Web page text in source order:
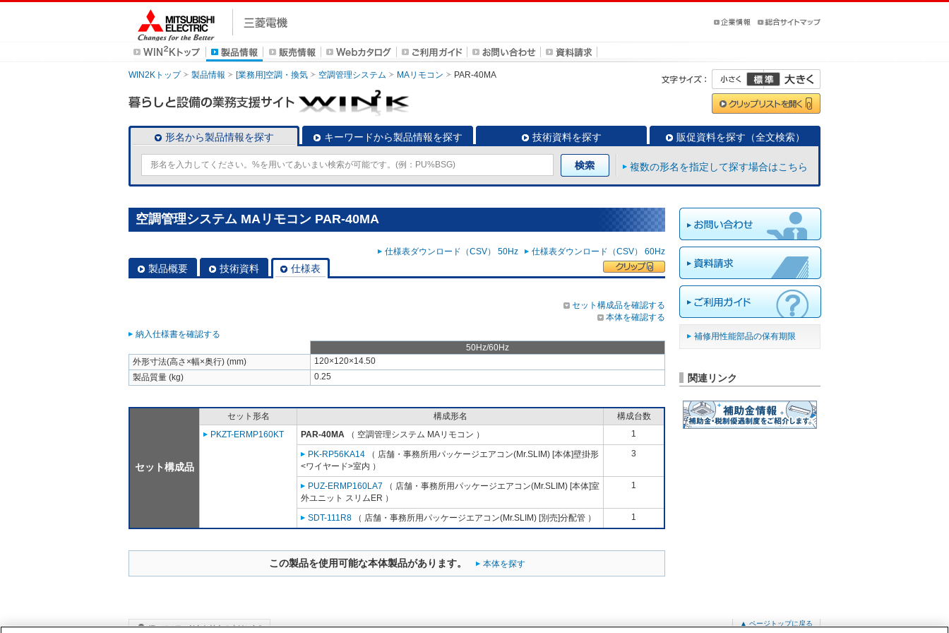
WIN2Kトップ 製品情報 [業務用]空調・換気 空調管理システム MAリモコン PAR-40MA
形名から製品情報を探す キーワードから製品情報を探す 技術資料を探す 販促資料を探す（全文検索）
複数の形名を指定して探す場合はこちら
空調管理システム MAリモコン PAR-40MA
仕様表ダウンロード（CSV） 50Hz 仕様表ダウンロード（CSV） 60Hz
製品概要 技術資料 仕様表
セット構成品を確認する
本体を確認する
納入仕様書を確認する
50Hz/60Hz
外形寸法(高さ×幅×奥行) (mm)
120×120×14.50
製品質量 (kg)
0.25
セット構成品
セット形名 構成形名
構成台数
PKZT-ERMP160KT
PAR-40MA （ 空調管理システム MAリモコン ） 1
PK-RP56KA14 （ 店舗・事務所用パッケージエアコン(Mr.SLIM) [本体]壁掛形
<ワイヤード>室内 ）
3
PUZ-ERMP160LA7 （ 店舗・事務所用パッケージエアコン(Mr.SLIM) [本体]室
外ユニット スリムER ）
1
SDT-111R8 （ 店舗・事務所用パッケージエアコン(Mr.SLIM) [別売]分配管 ） 1
この製品を使用可能な本体製品があります。 本体を探す
補修用性能部品の保有期限
関連リンク
▲ ページトップに戻る